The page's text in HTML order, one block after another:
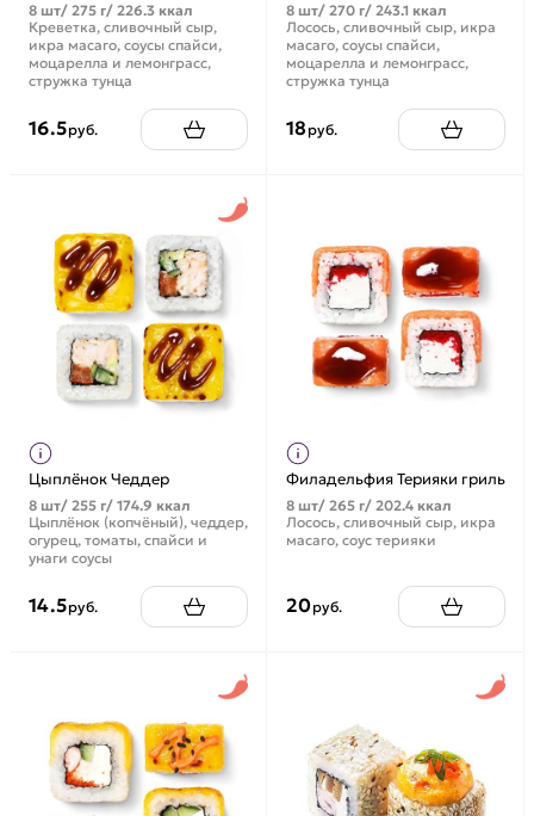
8 шт/ 275 г/ 226.3 ккал
Креветка, сливочный сыр,
икра масаго, соусы спайси,
моцарелла и лемонграсс,
стружка тунца
16.5руб.
8 шт/ 270 г/ 243.1 ккал
Лосось, сливочный сыр, икра
масаго, соусы спайси,
моцарелла и лемонграсс,
стружка тунца
18 руб.
Цыплёнок Чеддер
8 шт/ 255 г/ 174.9 ккал
Цыплёнок (копчёный), чеддер,
огурец, томаты, спайси и
унаги соусы
14.5руб.
Филадельфия Терияки гриль
8 шт/ 265 г/ 202.4 ккал
Лосось, сливочный сыр, икра
масаго, соус терияки
20руб.